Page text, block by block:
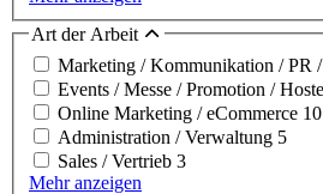
Art der Arbeit
Marketing / Kommunikation / PR
Events / Messe / Promotion /
Online Marketing / eCommerce 10
Administration / Verwaltung 5
Sales / Vertrieb 3
Mehr anzeigen